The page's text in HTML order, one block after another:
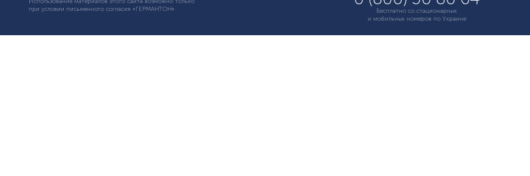
при условии письменного согласия «ГЕРМАНТОН»
Бесплатно со стационарных
и мобильных номеров по Украине